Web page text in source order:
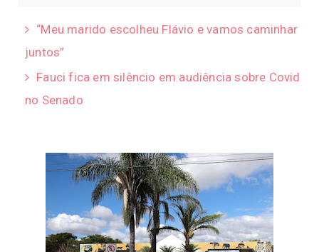
“Meu marido escolheu Flávio e vamos caminhar
juntos”
Fauci fica em silêncio em audiência sobre Covid
no Senado